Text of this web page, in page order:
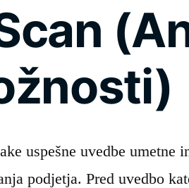
uspešne uvedbe umetne
podjetja. Pred uvedbo